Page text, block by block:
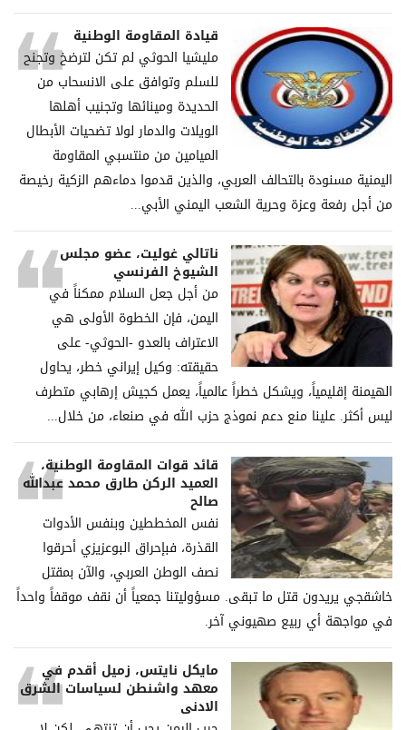
قيادة المقاومة الوطنية
مليشيا الحوثي لم تكن لترضخ وتجنح
للسلم وتوافق على الانسحاب من
الحديدة ومينائها وتجنيب أهلها
الويلات والدمار لولا تضحيات الأبطال
الميامين من منتسبي المقاومة
اليمنية مسنودة بالتحالف العربي، والذين قدموا دماءهم الزكية رخيصة
من أجل رفعة وعزة وحرية الشعب اليمني الأبي...
ناتالي غوليت، عضو مجلس
الشيوخ الفرنسي
من أجل جعل السلام ممكناً في
اليمن، فإن الخطوة الأولى هي
الاعتراف بالعدو -الحوثي- على
حقيقته: وكيل إيراني خطر، يحاول
الهيمنة إقليمياً، ويشكل خطراً عالمياً، يعمل كجيش إرهابي متطرف
ليس أكثر. علينا منع دعم نموذج حزب الله في صنعاء، من خلال...
قائد قوات المقاومة الوطنية،
العميد الركن طارق محمد عبدالله
صالح
نفس المخططين وبنفس الأدوات
القذرة، فبإحراق البوعزيزي أحرقوا
نصف الوطن العربي، والآن بمقتل
خاشقجي يريدون قتل ما تبقى. مسؤوليتنا جمعياً أن نقف موقفاً واحداً
في مواجهة أي ربيع صهيوني آخر.
مايكل نايتس، زميل أقدم في
معهد واشنطن لسياسات الشرق
الادنى